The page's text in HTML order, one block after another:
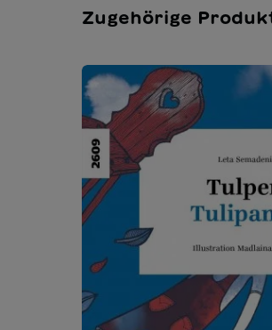
Produktgalerie
Zugehörige